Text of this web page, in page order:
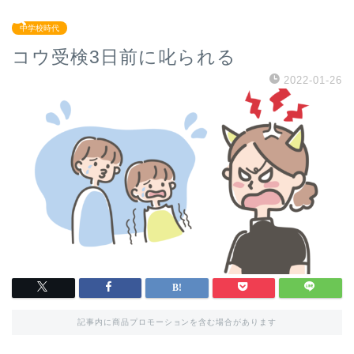
中学校時代
コウ受検3日前に叱られる
2022-01-26
記事内に商品プロモーションを含む場合があります